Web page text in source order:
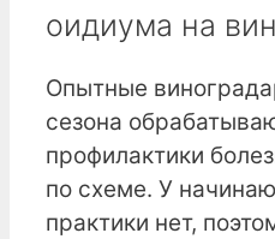
оидиума на
Опытные
сезона
профилактики
по схеме. У
практики нет,